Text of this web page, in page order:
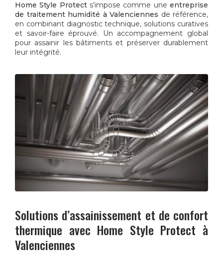
Home Style Protects’impose comme uneentreprise
de traitement humidité à Valenciennes de référence,
en combinant diagnostic technique, solutions curatives
et savoir-faire éprouvé. Un accompagnement global
pour assainir les bâtiments et préserver durablement
leur intégrité.
Solutions d’assainissement et de confort
thermique avec Home Style Protect à
Valenciennes